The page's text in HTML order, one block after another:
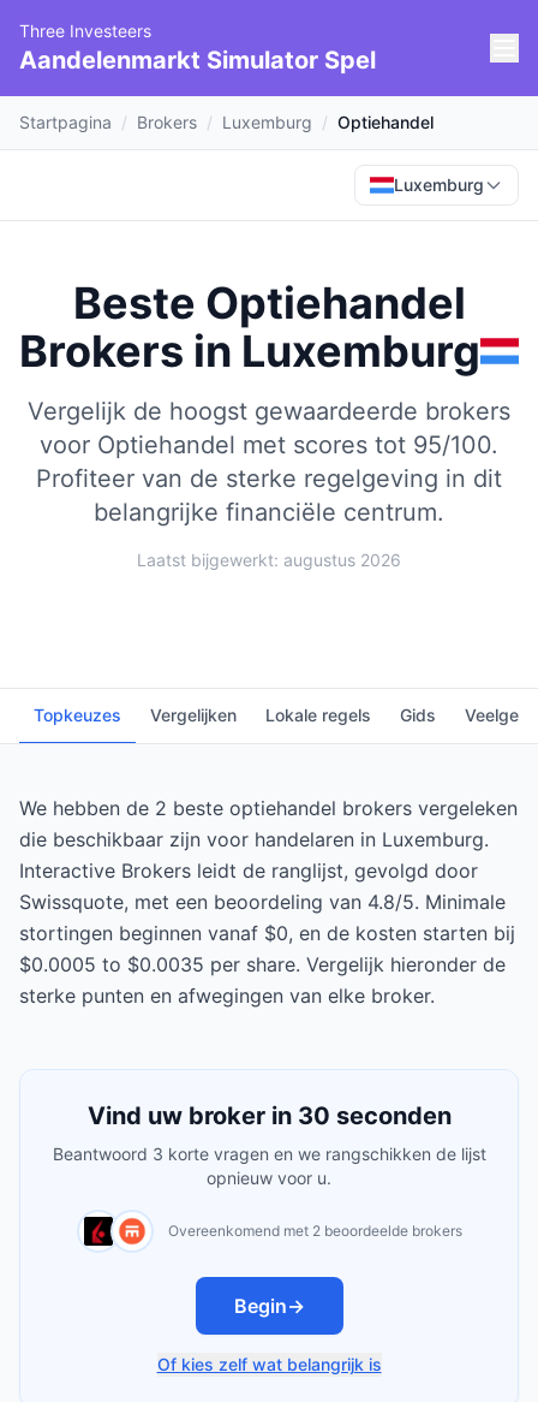
Three Investeers
Aandelenmarkt Simulator Spel
Startpagina / Brokers / Luxemburg / Optiehandel
Luxemburg
Beste Optiehandel
Brokers in Luxemburg
Vergelijk de hoogst gewaardeerde brokers
voor Optiehandel met scores tot 95/100.
Profiteer van de sterke regelgeving in dit
belangrijke financiële centrum.
Laatst bijgewerkt: augustus 2026
Topkeuzes Vergelijken Lokale regels Gids
We hebben de 2 beste optiehandel brokers vergeleken
die beschikbaar zijn voor handelaren in Luxemburg.
Interactive Brokers leidt de ranglijst, gevolgd door
Swissquote, met een beoordeling van 4.8/5. Minimale
stortingen beginnen vanaf $0, en de kosten starten bij
$0.0005 to $0.0035 per share. Vergelijk hieronder de
sterke punten en afwegingen van elke broker.
Vind uw broker in 30 seconden
Beantwoord 3 korte vragen en we rangschikken de lijst
opnieuw voor u.
Overeenkomend met 2 beoordeelde brokers
Begin→
Of kies zelf wat belangrijk is